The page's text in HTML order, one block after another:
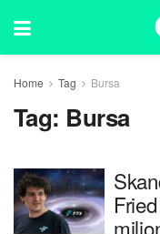
Home Tag Bursa
Tag: Bursa